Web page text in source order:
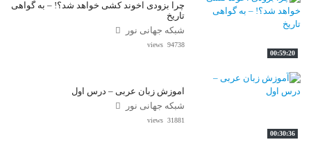
00:59:20
چرا بزودی آخوند کشی خواهد شد؟! – به گواهی
تاریخ
شبکه جهانی نور
94738 views
00:30:36
آموزش زبان عربی – درس اول
شبکه جهانی نور
31881 views